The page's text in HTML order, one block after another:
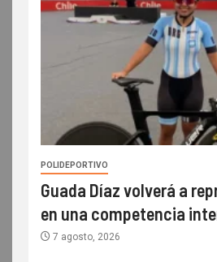
POLIDEPORTIVO
Guada Díaz volverá a
en una competencia
7 agosto, 2026